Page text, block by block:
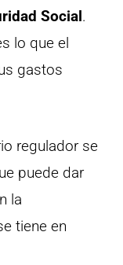
Social.
lo que el
gastos
regulador se
puede dar
la
tiene en